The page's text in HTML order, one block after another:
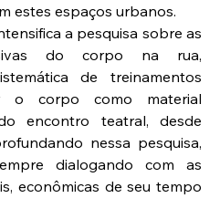
estes espaços urbanos.
a pesquisa sobre as
do corpo na rua,
de treinamentos
o corpo como material
encontro teatral, desde
nessa pesquisa,
dialogando com as
econômicas de seu tempo